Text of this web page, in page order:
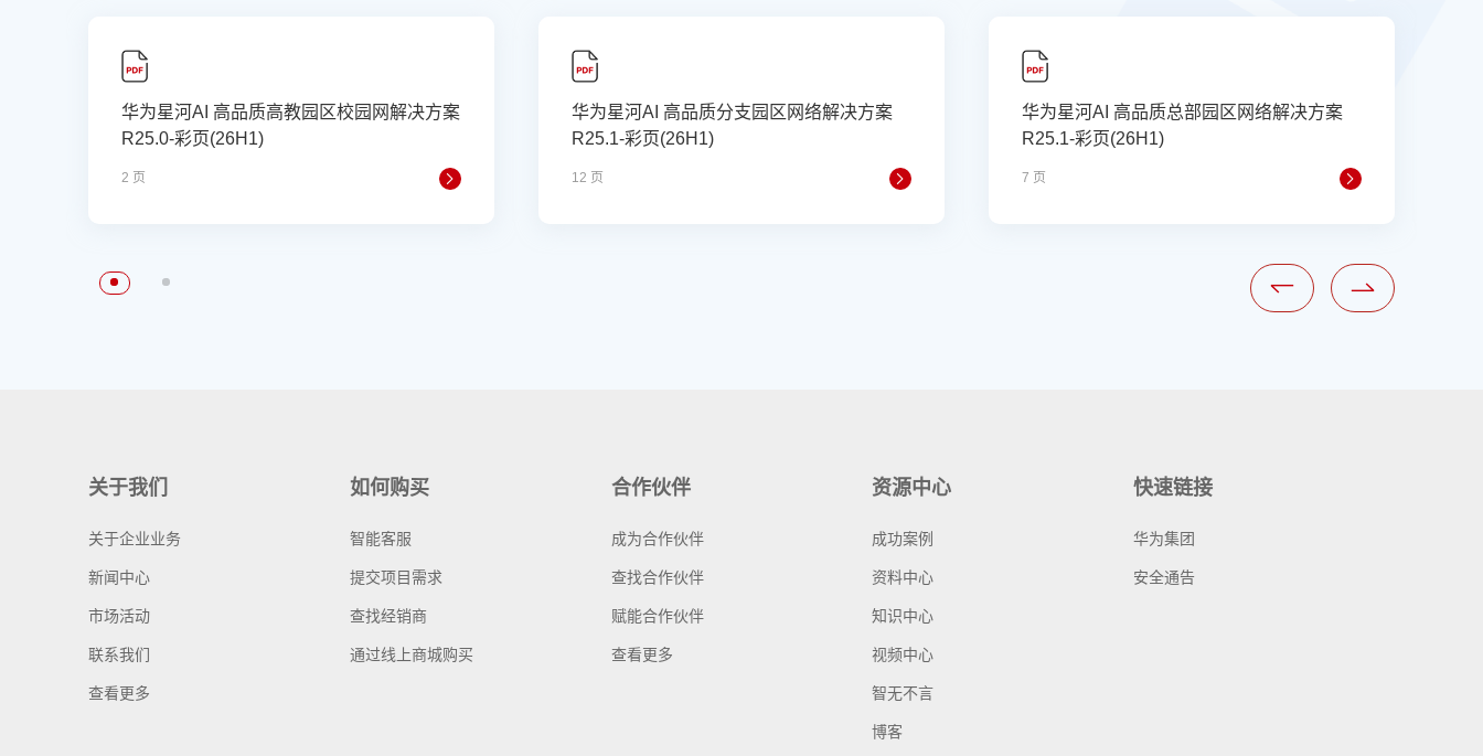
华为星河AI 高品质高教园区校园网解决方案
R25.0-彩页(26H1)
2 页
华为星河AI 高品质分支园区网络解决方案
R25.1-彩页(26H1)
12 页
华为星河AI 高品质总部园区网络解决方案
R25.1-彩页(26H1)
7 页
关于我们
关于企业业务
新闻中心
市场活动
联系我们
查看更多
如何购买
智能客服
提交项目需求
查找经销商
通过线上商城购买
合作伙伴
成为合作伙伴
查找合作伙伴
赋能合作伙伴
查看更多
资源中心
成功案例
资料中心
知识中心
视频中心
智无不言
博客
快速链接
华为集团
安全通告